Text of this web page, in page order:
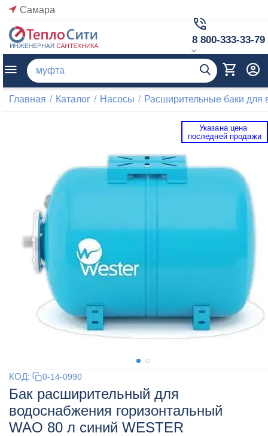
Самара
8 800-333-33-79
Главная / Каталог / Насосы / Расширительные баки для
Указана цена
последней продажи
КОД: 0-14-0990
Бак расширительный для
водоснабжения горизонтальный
WAO 80 л синий WESTER